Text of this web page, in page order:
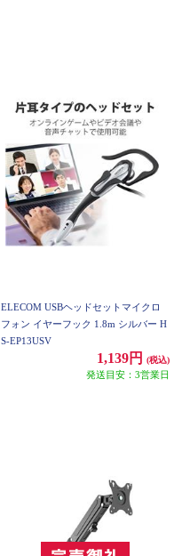
ELECOM USBヘッドセットマイクロ
フォン イヤーフック 1.8m シルバー H
S-EP13USV
1,139円 (税込)
発送目安：3営業日